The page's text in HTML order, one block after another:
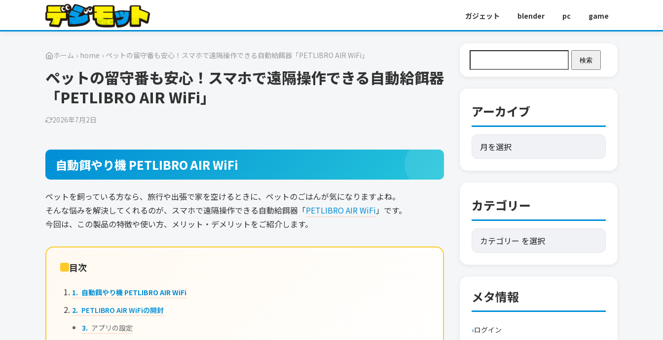
ガジェット blender pc game
ホーム › home › ペットの留守番も安心！スマホで遠隔操作できる自動給餌器「PETLIBRO AIR WiFi」
ペットの留守番も安心！スマホで遠隔操作できる自動給餌器
「PETLIBRO AIR WiFi」
2026年7月2日
自動餌やり機 PETLIBRO AIR WiFi
ペットを飼っている方なら、旅行や出張で家を空けるときに、ペットのごはんが気になりますよね。
そんな悩みを解決してくれるのが、スマホで遠隔操作できる自動給餌器「PETLIBRO AIR WiFi 」です。
今回は、この製品の特徴や使い方、メリット・デメリットをご紹介します。
目次
自動餌やり機 PETLIBRO AIR WiFi
PETLIBRO AIR WiFiの開封
アプリの設定
検索
アーカイブ
カテゴリー
メタ情報
ログイン